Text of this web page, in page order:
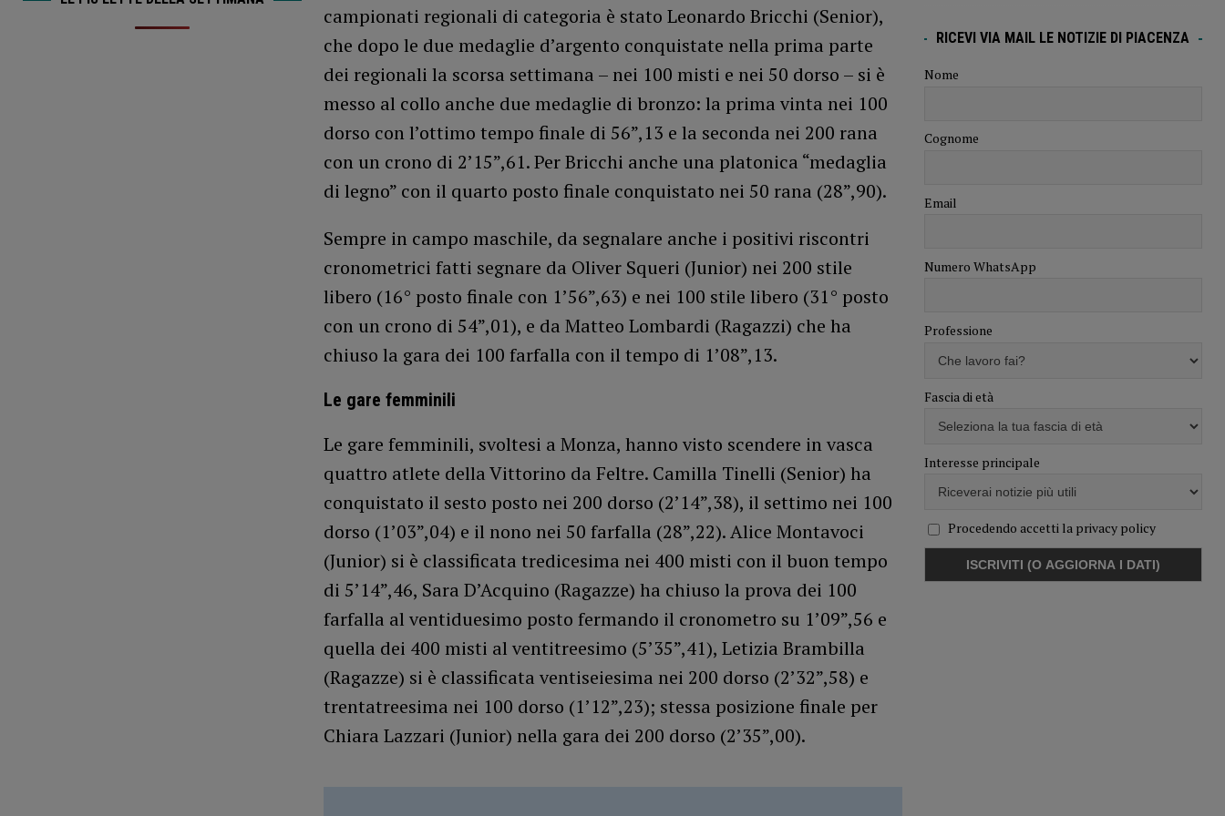
campionati regionali di categoria è stato Leonardo Bricchi (Senior),
che dopo le due medaglie d’argento conquistate nella prima parte
dei regionali la scorsa settimana – nei 100 misti e nei 50 dorso – si è
messo al collo anche due medaglie di bronzo: la prima vinta nei 100
dorso con l’ottimo tempo finale di 56”,13 e la seconda nei 200 rana
con un crono di 2’15”,61. Per Bricchi anche una platonica “medaglia
di legno” con il quarto posto finale conquistato nei 50 rana (28”,90).
Sempre in campo maschile, da segnalare anche i positivi riscontri
cronometrici fatti segnare da Oliver Squeri (Junior) nei 200 stile
libero (16° posto finale con 1’56”,63) e nei 100 stile libero (31° posto
con un crono di 54”,01), e da Matteo Lombardi (Ragazzi) che ha
chiuso la gara dei 100 farfalla con il tempo di 1’08”,13.
Le gare femminili
Le gare femminili, svoltesi a Monza, hanno visto scendere in vasca
quattro atlete della Vittorino da Feltre. Camilla Tinelli (Senior) ha
conquistato il sesto posto nei 200 dorso (2’14”,38), il settimo nei 100
dorso (1’03”,04) e il nono nei 50 farfalla (28”,22). Alice Montavoci
(Junior) si è classificata tredicesima nei 400 misti con il buon tempo
di 5’14”,46, Sara D’Acquino (Ragazze) ha chiuso la prova dei 100
farfalla al ventiduesimo posto fermando il cronometro su 1’09”,56 e
quella dei 400 misti al ventitreesimo (5’35”,41), Letizia Brambilla
(Ragazze) si è classificata ventiseiesima nei 200 dorso (2’32”,58) e
trentatreesima nei 100 dorso (1’12”,23); stessa posizione finale per
Chiara Lazzari (Junior) nella gara dei 200 dorso (2’35”,00).
RICEVI VIA MAIL LE NOTIZIE DI PIACENZA
Nome
Cognome
Email
Numero WhatsApp
Professione
Fascia di età
Interesse principale
Procedendo accetti la privacy policy